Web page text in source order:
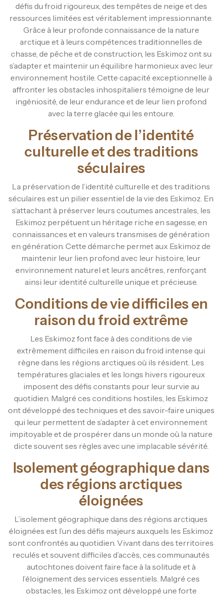
défis du froid rigoureux, des tempêtes de neige et des
ressources limitées est véritablement impressionnante.
Grâce à leur profonde connaissance de la nature
arctique et à leurs compétences traditionnelles de
chasse, de pêche et de construction, les Eskimoz ont su
s’adapter et maintenir un équilibre harmonieux avec leur
environnement hostile. Cette capacité exceptionnelle à
affronter les obstacles inhospitaliers témoigne de leur
ingéniosité, de leur endurance et de leur lien profond
avec la terre glacée qui les entoure.
Préservation de l’identité
culturelle et des traditions
séculaires
La préservation de l’identité culturelle et des traditions
séculaires est un pilier essentiel de la vie des Eskimoz. En
s’attachant à préserver leurs coutumes ancestrales, les
Eskimoz perpétuent un héritage riche en sagesse, en
connaissances et en valeurs transmises de génération
en génération. Cette démarche permet aux Eskimoz de
maintenir leur lien profond avec leur histoire, leur
environnement naturel et leurs ancêtres, renforçant
ainsi leur identité culturelle unique et précieuse.
Conditions de vie difficiles en
raison du froid extrême
Les Eskimoz font face à des conditions de vie
extrêmement difficiles en raison du froid intense qui
règne dans les régions arctiques où ils résident. Les
températures glaciales et les longs hivers rigoureux
imposent des défis constants pour leur survie au
quotidien. Malgré ces conditions hostiles, les Eskimoz
ont développé des techniques et des savoir-faire uniques
qui leur permettent de s’adapter à cet environnement
impitoyable et de prospérer dans un monde où la nature
dicte souvent ses règles avec une implacable sévérité.
Isolement géographique dans
des régions arctiques
éloignées
L’isolement géographique dans des régions arctiques
éloignées est l’un des défis majeurs auxquels les Eskimoz
sont confrontés au quotidien. Vivant dans des territoires
reculés et souvent difficiles d’accès, ces communautés
autochtones doivent faire face à la solitude et à
l’éloignement des services essentiels. Malgré ces
obstacles, les Eskimoz ont développé une forte